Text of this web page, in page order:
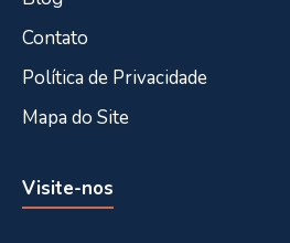
Contato
Política de Privacidade
Mapa do Site
Visite-nos